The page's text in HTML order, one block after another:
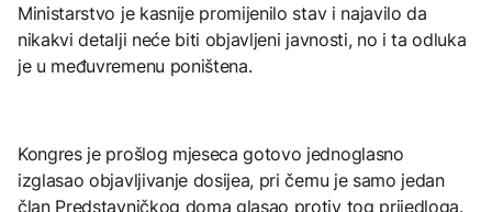
Ministarstvo je kasnije promijenilo stav i najavilo da
nikakvi detalji neće biti objavljeni javnosti, no i ta odluka
je u međuvremenu poništena.
Kongres je prošlog mjeseca gotovo jednoglasno
izglasao objavljivanje dosijea, pri čemu je samo jedan
član Predstavničkog doma glasao protiv tog prijedloga.